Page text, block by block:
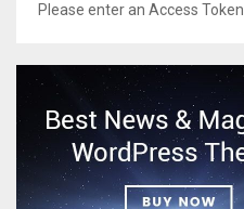
Please enter an Access Token